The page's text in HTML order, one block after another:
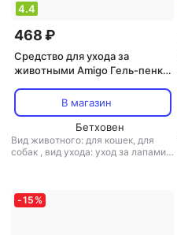
4.4
468 ₽
Средство для ухода за
животными Amigo Гель-пенка
кошек, 300 млВ магазин
Бетховен
Вид животного: для кошек, для
собак , вид ухода: уход за лапами,
-15 %